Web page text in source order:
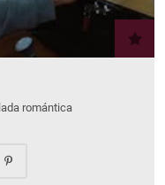
romántica